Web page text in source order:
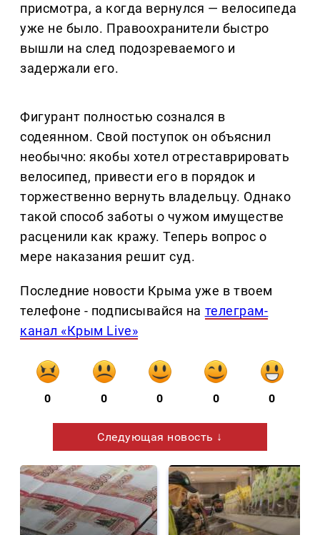
присмотра, а когда вернулся — велосипеда
уже не было. Правоохранители быстро
вышли на след подозреваемого и
задержали его.
Фигурант полностью сознался в
содеянном. Свой поступок он объяснил
необычно: якобы хотел отреставрировать
велосипед, привести его в порядок и
торжественно вернуть владельцу. Однако
такой способ заботы о чужом имуществе
расценили как кражу. Теперь вопрос о
мере наказания решит суд.
Последние новости Крыма уже в твоем
телефоне - подписывайся на телеграм-
канал «Крым Live»
0 0 0 0 0
Следующая новость ↓